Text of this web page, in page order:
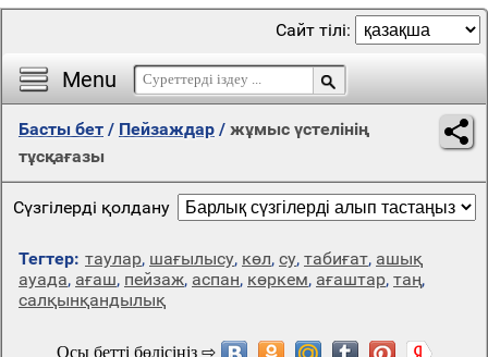
Menu
Сайт тілі:
Басты бет / Пейзаждар / жұмыс үстелінің
тұсқағазы
Сүзгілерді қолдану
Тегтер: таулар, шағылысу, көл, су, табиғат, ашық
ауада, ағаш, пейзаж, аспан, көркем, ағаштар, таң,
салқынқандылық